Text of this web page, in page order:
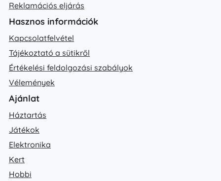
Reklamációs eljárás
Hasznos információk
Kapcsolatfelvétel
Tájékoztató a sütikről
Értékelési feldolgozási szabályok
Vélemények
Ajánlat
Háztartás
Játékok
Elektronika
Kert
Hobbi